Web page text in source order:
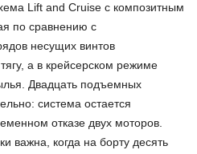
Lift and Cruise с композитным
по сравнению с
несущих винтов
а в крейсерском режиме
Двадцать подъемных
система остается
отказе двух моторов.
важна, когда на борту десять